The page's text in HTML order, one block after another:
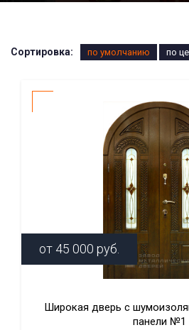
Сортировка: по умолчанию по
от 45 000 руб.
Широкая дверь с
панели №1